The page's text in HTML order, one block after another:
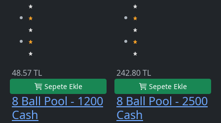
48.57 TL
Sepete Ekle
242.80 TL
Sepete Ekle
8 Ball Pool - 1200
Cash
8 Ball Pool - 2500
Cash